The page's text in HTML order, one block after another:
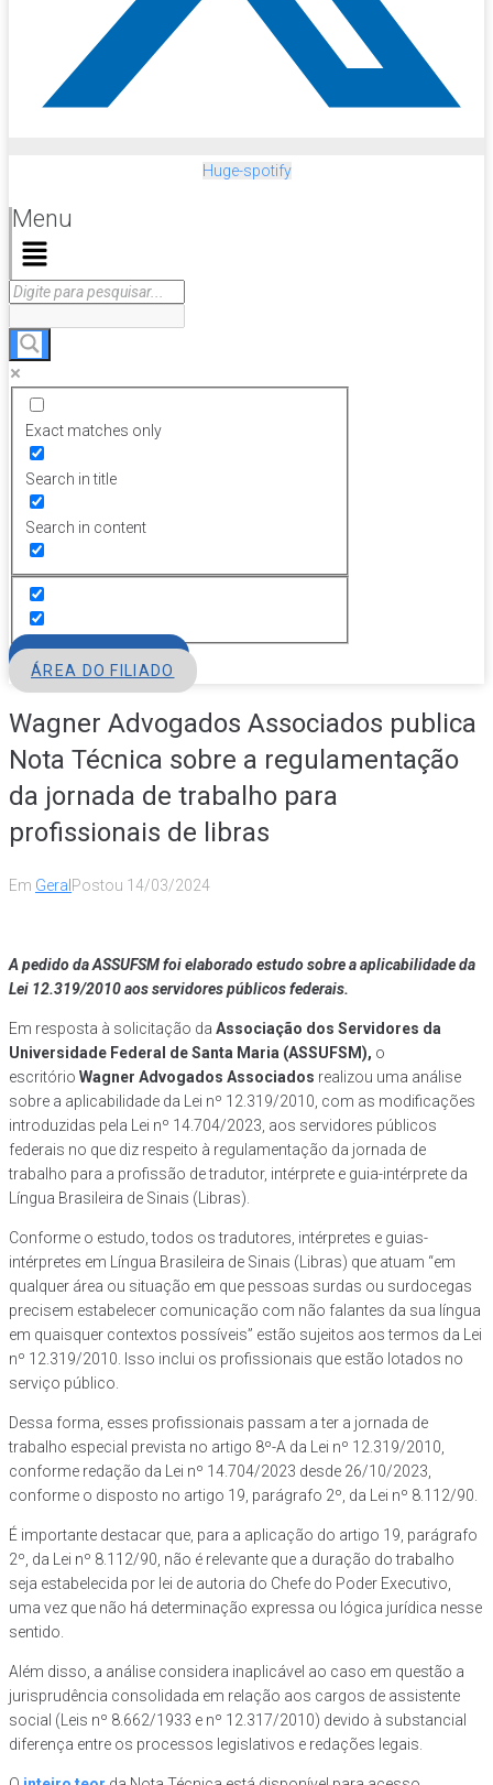
Huge-spotify
Menu
Exact matches only
Search in title
Search in content
ÁREA DO FILIADO
Wagner Advogados Associados publica
Nota Técnica sobre a regulamentação
da jornada de trabalho para
profissionais de libras
Em GeralPostou 14/03/2024
A pedido da ASSUFSM foi elaborado estudo sobre a aplicabilidade da
Lei 12.319/2010 aos servidores públicos federais.
Em resposta à solicitação da Associação dos Servidores da
Universidade Federal de Santa Maria (ASSUFSM), o
escritório Wagner Advogados Associados realizou uma análise
sobre a aplicabilidade da Lei nº 12.319/2010, com as modificações
introduzidas pela Lei nº 14.704/2023, aos servidores públicos
federais no que diz respeito à regulamentação da jornada de
trabalho para a profissão de tradutor, intérprete e guia-intérprete da
Língua Brasileira de Sinais (Libras).
Conforme o estudo, todos os tradutores, intérpretes e guias-
intérpretes em Língua Brasileira de Sinais (Libras) que atuam “em
qualquer área ou situação em que pessoas surdas ou surdocegas
precisem estabelecer comunicação com não falantes da sua língua
em quaisquer contextos possíveis” estão sujeitos aos termos da Lei
nº 12.319/2010. Isso inclui os profissionais que estão lotados no
serviço público.
Dessa forma, esses profissionais passam a ter a jornada de
trabalho especial prevista no artigo 8º-A da Lei nº 12.319/2010,
conforme redação da Lei nº 14.704/2023 desde 26/10/2023,
conforme o disposto no artigo 19, parágrafo 2º, da Lei nº 8.112/90.
É importante destacar que, para a aplicação do artigo 19, parágrafo
2º, da Lei nº 8.112/90, não é relevante que a duração do trabalho
seja estabelecida por lei de autoria do Chefe do Poder Executivo,
uma vez que não há determinação expressa ou lógica jurídica nesse
sentido.
Além disso, a análise considera inaplicável ao caso em questão a
jurisprudência consolidada em relação aos cargos de assistente
social (Leis nº 8.662/1933 e nº 12.317/2010) devido à substancial
diferença entre os processos legislativos e redações legais.